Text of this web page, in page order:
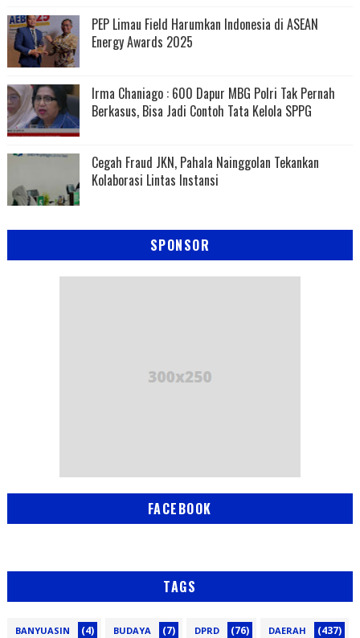
PEP Limau Field Harumkan Indonesia di ASEAN
Energy Awards 2025
Irma Chaniago : 600 Dapur MBG Polri Tak Pernah
Berkasus, Bisa Jadi Contoh Tata Kelola SPPG
Cegah Fraud JKN, Pahala Nainggolan Tekankan
Kolaborasi Lintas Instansi
SPONSOR
FACEBOOK
TAGS
BANYUASIN (4) BUDAYA (7) DPRD (76) DAERAH (437)